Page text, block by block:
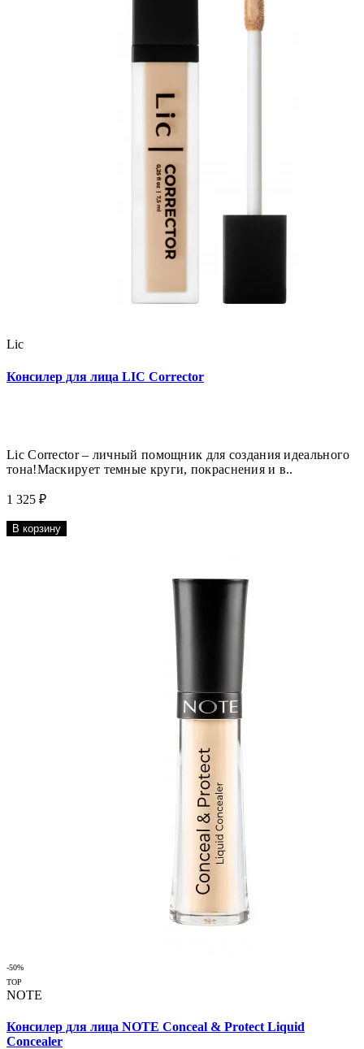
Lic
Консилер для лица LIC Corrector
Lic Corrector – личный помощник для создания идеального
тона!Маскирует темные круги, покраснения и в..
1 325 ₽
В корзину
-50%
TOP
NOTE
Консилер для лица NOTE Conceal & Protect Liquid
Concealer